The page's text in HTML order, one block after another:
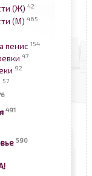
(Ж) 42
(М) 465
пенис 154
47
92
57
491
590